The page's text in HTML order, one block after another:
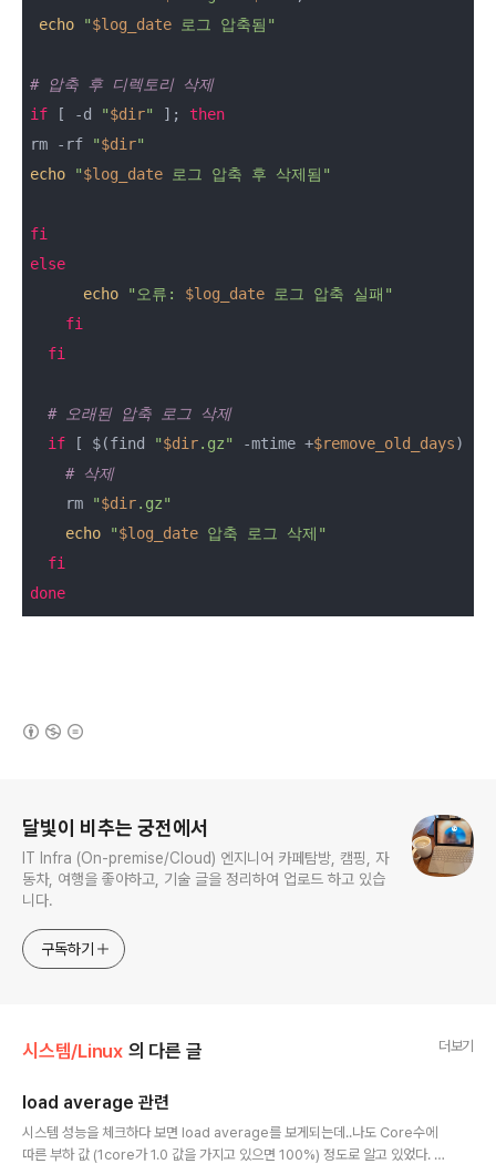
echo
"$log_date 로그 압축됨"
# 압축 후 디렉토리 삭제
if [ -d "$dir" ]; then
rm -rf
"$dir"
echo
"$log_date 로그 압축 후 삭제됨"
fi
else
echo
"오류: $log_date 로그 압축 실패"
fi
fi
# 오래된 압축 로그 삭제
if [ $(find "$dir.gz" -mtime +$remove_old_days)
# 삭제
rm
"$dir.gz"
echo
"$log_date 압축 로그 삭제"
fi
done
달빛이 비추는 궁전에서
IT Infra (On-premise/Cloud) 엔지니어 카페탐방, 캠핑, 자
동차, 여행을 좋아하고, 기술 글을 정리하여 업로드 하고 있습
니다.
구독하기
시스템/Linux 의 다른 글 더보기
load average 관련
시스템 성능을 체크하다 보면 load average를 보게되는데..나도 Core수에
따른 부하 값 (1core가 1.0 값을 가지고 있으면 100%) 정도로 알고 있었다. 이